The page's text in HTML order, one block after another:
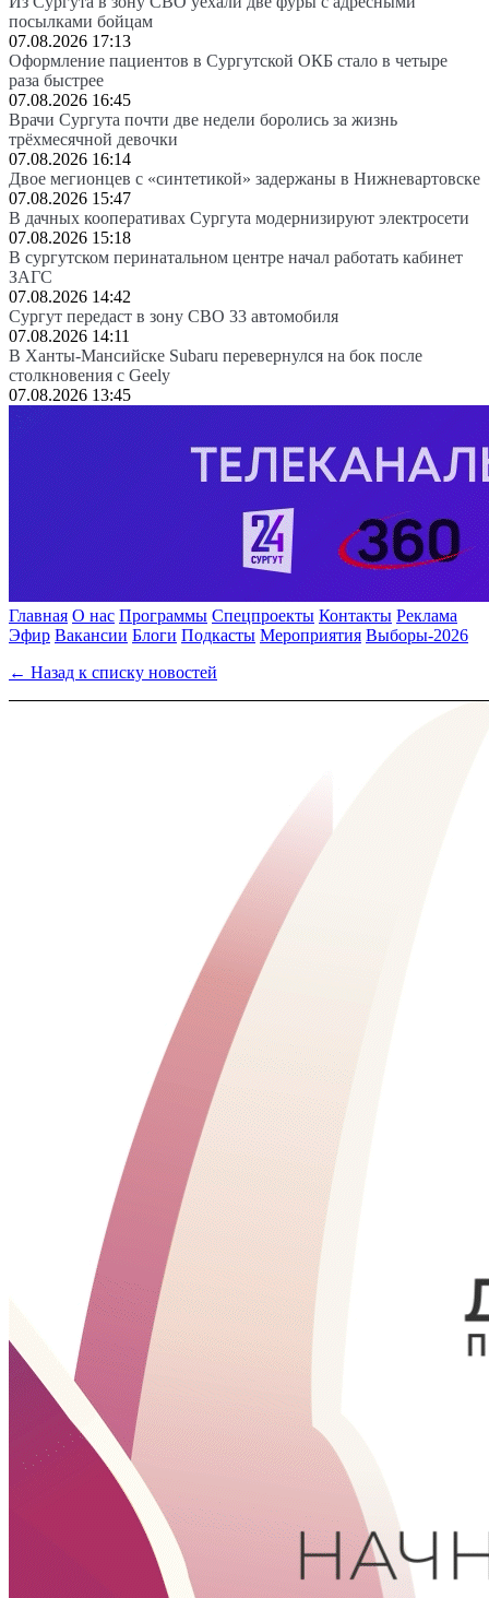
посылками бойцам
07.08.2026 17:13
Оформление пациентов в Сургутской ОКБ стало в четыре
раза быстрее
07.08.2026 16:45
Врачи Сургута почти две недели боролись за жизнь
трёхмесячной девочки
07.08.2026 16:14
Двое мегионцев с «синтетикой» задержаны в Нижневартовске
07.08.2026 15:47
В дачных кооперативах Сургута модернизируют электросети
07.08.2026 15:18
В сургутском перинатальном центре начал работать кабинет
ЗАГС
07.08.2026 14:42
Сургут передаст в зону СВО 33 автомобиля
07.08.2026 14:11
В Ханты-Мансийске Subaru перевернулся на бок после
столкновения с Geely
07.08.2026 13:45
Главная О нас Программы Спецпроекты Контакты Реклама
Эфир Вакансии Блоги Подкасты Мероприятия Выборы-2026
← Назад к списку новостей